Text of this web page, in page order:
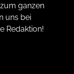
ganzen
uns bei
Redaktion!